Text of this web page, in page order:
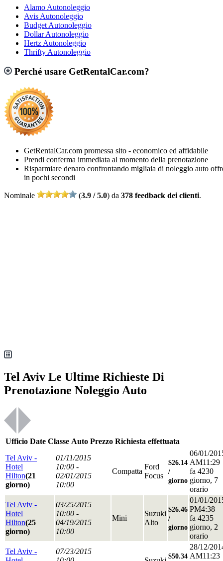
Alamo Autonoleggio
Avis Autonoleggio
Budget Autonoleggio
Dollar Autonoleggio
Hertz Autonoleggio
Thrifty Autonoleggio
Perché usare GetRentalCar.com?
GetRentalCar.com promessa sito - economico ed affidabile
Prendi conferma immediata al momento della prenotazione
Risparmiare denaro confrontando migliaia di noleggio auto
in pochi secondi
Nominale (3.9 / 5.0) da 378 feedback dei clienti.
Tel Aviv Le Ultime Richieste Di
Prenotazione Noleggio Auto
Ufficio Date Classe Auto Prezzo Richiesta effettuata
Tel Aviv -
Hotel
Hilton(21
giorno)
01/11/2015
10:00 -
02/01/2015
10:00
Compatta
Ford
Focus
$26.14
/
giorno
06/01/
AM11:29
fa 4230
giorno, 7
orario
Tel Aviv -
Hotel
Hilton(25
giorno)
03/25/2015
10:00 -
04/19/2015
10:00
Mini
Suzuki
Alto
$26.46
/
giorno
01/01/
PM4:38
fa 4235
giorno, 2
orario
Tel Aviv -
07/23/2015
$50.34
28/12/
AM11:23